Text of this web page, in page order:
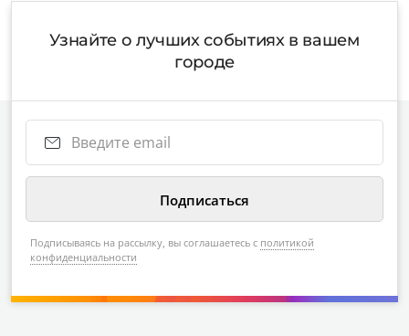
Узнайте о лучших событиях в вашем
городе
Подписываясь на рассылку, вы соглашаетесь с политикой
конфиденциальности